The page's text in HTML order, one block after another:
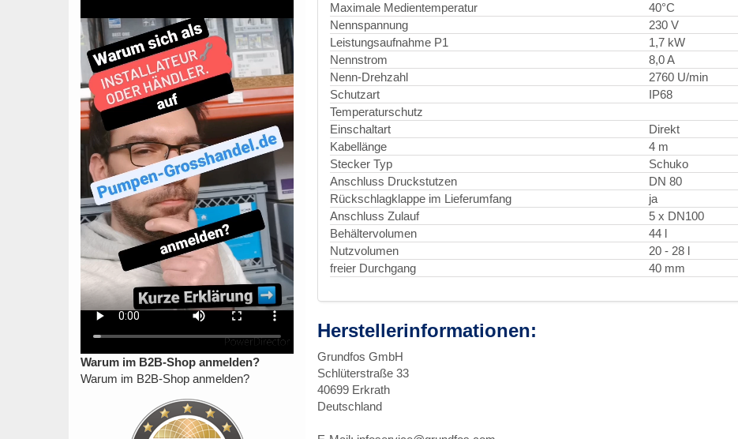
Warum im B2B-Shop anmelden?
Warum im B2B-Shop anmelden?
Maximale Medientemperatur
40°C
Nennspannung
230 V
Leistungsaufnahme P1
1,7 kW
Nennstrom
8,0 A
Nenn-Drehzahl
2760 U/min
Schutzart
IP68
Temperaturschutz
Einschaltart
Direkt
Kabellänge
4 m
Stecker Typ
Schuko
Anschluss Druckstutzen
DN 80
Rückschlagklappe im Lieferumfang
ja
Anschluss Zulauf
5 x DN100
Behältervolumen
44 l
Nutzvolumen
20 - 28 l
freier Durchgang
40 mm
Herstellerinformationen:
Grundfos GmbH
Schlüterstraße 33
40699 Erkrath
Deutschland